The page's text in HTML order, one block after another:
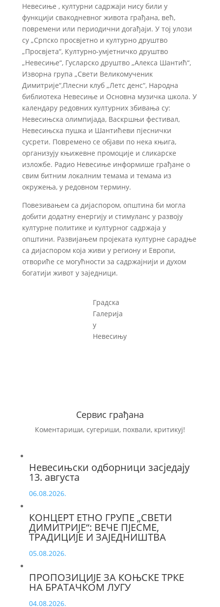
Невесиње , културни садржаји нису били у
функцији свакодневног живота грађана, већ,
повремени или периодични догађаји. У тој улози
су „Српско просвјетно и културно друштво
„Просвјета“, Културно-умјетничко друштво
„Невесиње“, Гусларско друштво „Алекса Шантић“,
Изворна група „Свети Великомученик
Димитрије“,Плесни клуб „Летс денс“, Народна
библиотека Невесиње и Основна музичка школа. У
календару редовних културних збивања су:
Невесињска олимпијада, Васкршњи фестивал,
Невесињска пушка и Шантићеви пјеснички
сусрети. Повремено се објави по нека књига,
организују књижевне промоције и сликарске
изложбе. Радио Невесиње информише грађане о
свим битним локалним темама и темама из
окружења, у редовном термину.
Повезивањем са дијаспором, општина би могла
добити додатну енергију и стимуланс у развоју
културне политике и културног садржаја у
општини. Развијањем пројеката културне сарадње
са дијаспором која живи у региону и Европи,
отвориће се могућности за садржајнији и духом
богатији живот у заједници.
Градска
Галерија
у
Невесињу
Сервис грађана
Коментариши, сугериши, похвали, критикуј!
Невесињски одборници засједају
13. августа
06.08.2026.
КОНЦЕРТ ЕТНО ГРУПЕ „СВЕТИ
ДИМИТРИЈЕ“: ВЕЧЕ ПЈЕСМЕ,
ТРАДИЦИЈЕ И ЗАЈЕДНИШТВА
05.08.2026.
ПРОПОЗИЦИЈЕ ЗА КОЊСКЕ ТРКЕ
НА БРАТАЧКОМ ЛУГУ
04.08.2026.